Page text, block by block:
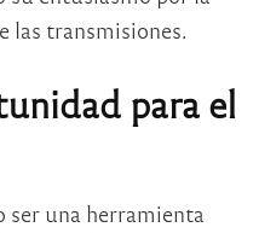
las transmisiones.
para el
ser una herramienta